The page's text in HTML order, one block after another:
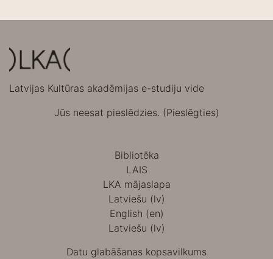
Latvijas Kultūras akadēmijas e-studiju vide
Jūs neesat pieslēdzies. (Pieslēgties)
Bibliotēka
LAIS
LKA mājaslapa
Latviešu ‎(lv)‎
English ‎(en)‎
Latviešu ‎(lv)‎
Datu glabāšanas kopsavilkums